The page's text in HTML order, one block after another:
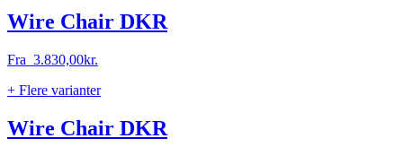
Wire Chair DKR
Fra 3.830,00kr.
+ Flere varianter
Wire Chair DKR